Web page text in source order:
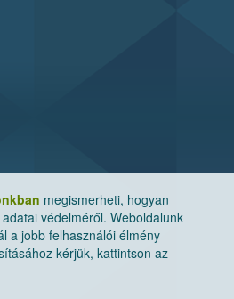
megismerheti, hogyan
védelméről. Weboldalunk
a jobb felhasználói élmény
kérjük, kattintson az